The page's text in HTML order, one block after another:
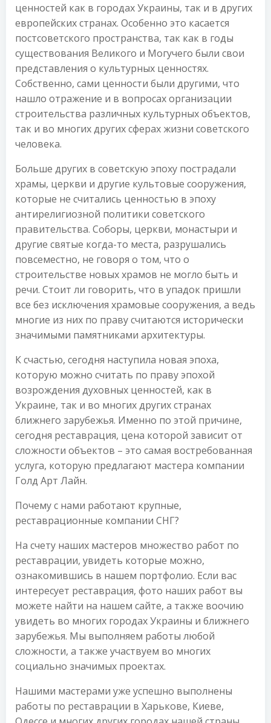
ценностей как в городах Украины, так и в других
европейских странах. Особенно это касается
постсоветского пространства, так как в годы
существования Великого и Могучего были свои
представления о культурных ценностях.
Собственно, сами ценности были другими, что
нашло отражение и в вопросах организации
строительства различных культурных объектов,
так и во многих других сферах жизни советского
человека.
Больше других в советскую эпоху пострадали
храмы, церкви и другие культовые сооружения,
которые не считались ценностью в эпоху
антирелигиозной политики советского
правительства. Соборы, церкви, монастыри и
другие святые когда-то места, разрушались
повсеместно, не говоря о том, что о
строительстве новых храмов не могло быть и
речи. Стоит ли говорить, что в упадок пришли
все без исключения храмовые сооружения, а ведь
многие из них по праву считаются исторически
значимыми памятниками архитектуры.
К счастью, сегодня наступила новая эпоха,
которую можно считать по праву эпохой
возрождения духовных ценностей, как в
Украине, так и во многих других странах
ближнего зарубежья. Именно по этой причине,
сегодня реставрация, цена которой зависит от
сложности объектов – это самая востребованная
услуга, которую предлагают мастера компании
Голд Арт Лайн.
Почему с нами работают крупные,
реставрационные компании СНГ?
На счету наших мастеров множество работ по
реставрации, увидеть которые можно,
ознакомившись в нашем портфолио. Если вас
интересует реставрация, фото наших работ вы
можете найти на нашем сайте, а также воочию
увидеть во многих городах Украины и ближнего
зарубежья. Мы выполняем работы любой
сложности, а также участвуем во многих
социально значимых проектах.
Нашими мастерами уже успешно выполнены
работы по реставрации в Харькове, Киеве,